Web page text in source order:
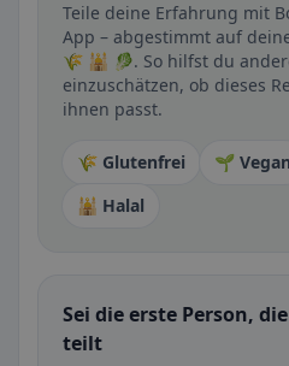
Teile deine Erfahrung mit
App – abgestimmt auf
🌾 🕌 🥬. So hilfst du
einzuschätzen, ob dieses
ihnen passt.
🌾 Glutenfrei 🌱 Vegan
🕌 Halal
Sei die erste Person,
teilt